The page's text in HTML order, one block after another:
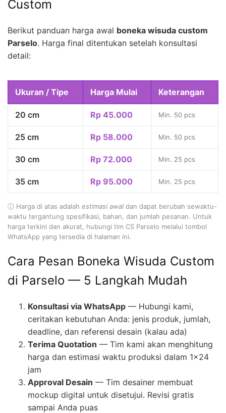
Custom
Berikut panduan harga awal boneka wisuda custom
Parselo. Harga final ditentukan setelah konsultasi
detail:
Ukuran / Tipe Harga Mulai Keterangan
20 cm Rp 45.000 Min. 50 pcs
25 cm Rp 58.000 Min. 50 pcs
30 cm Rp 72.000 Min. 25 pcs
35 cm Rp 95.000 Min. 25 pcs
ⓘ Harga di atas adalah estimasi awal dan dapat berubah sewaktu-
waktu tergantung spesifikasi, bahan, dan jumlah pesanan. Untuk
harga terkini dan akurat, hubungi tim CS Parselo melalui tombol
WhatsApp yang tersedia di halaman ini.
Cara Pesan Boneka Wisuda Custom
di Parselo — 5 Langkah Mudah
Konsultasi via WhatsApp — Hubungi kami,
ceritakan kebutuhan Anda: jenis produk, jumlah,
deadline, dan referensi desain (kalau ada)
Terima Quotation — Tim kami akan menghitung
harga dan estimasi waktu produksi dalam 1×24
jam
Approval Desain — Tim desainer membuat
mockup digital untuk disetujui. Revisi gratis
sampai Anda puas